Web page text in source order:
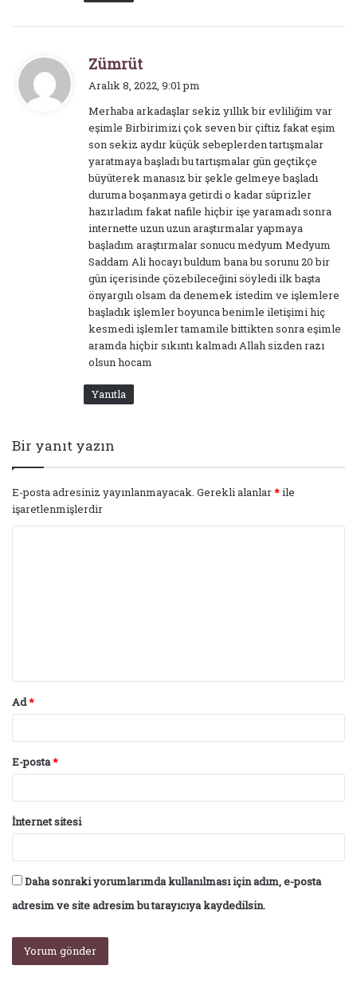
Zümrüt
i
k
i
:
Aralık 8, 2022, 9:01 pm
Merhaba arkadaşlar sekiz yıllık bir evliliğim var
eşimle Birbirimizi çok seven bir çiftiz fakat eşim
son sekiz aydır küçük sebeplerden tartışmalar
yaratmaya başladı bu tartışmalar gün geçtikçe
büyüterek manasız bir şekle gelmeye başladı
duruma boşanmaya getirdi o kadar süprizler
hazırladım fakat nafile hiçbir işe yaramadı sonra
internette uzun uzun araştırmalar yapmaya
başladım araştırmalar sonucu medyum Medyum
Saddam Ali hocayı buldum bana bu sorunu 20 bir
gün içerisinde çözebileceğini söyledi ilk başta
önyargılı olsam da denemek istedim ve işlemlere
başladık işlemler boyunca benimle iletişimi hiç
kesmedi işlemler tamamile bittikten sonra eşimle
aramda hiçbir sıkıntı kalmadı Allah sizden razı
olsun hocam
Yanıtla
Bir yanıt yazın
E-posta adresiniz yayınlanmayacak. Gerekli alanlar*ile
işaretlenmişlerdir
Ad*
E-posta*
İnternet sitesi
Daha sonraki yorumlarımda kullanılması için adım, e-posta
adresim ve site adresim bu tarayıcıya kaydedilsin.